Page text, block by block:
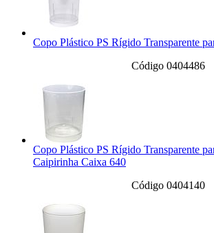
Copo Plástico PS Rígido Transparente
Código 0404486
Copo Plástico PS Rígido Transparente
Caipirinha Caixa 640
Código 0404140